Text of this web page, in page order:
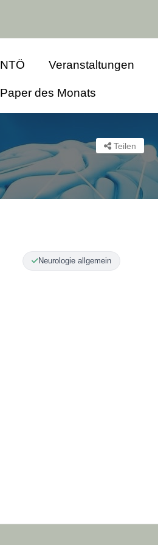
NTÖ Veranstaltungen
Paper des Monats
Teilen
Neurologie allgemein